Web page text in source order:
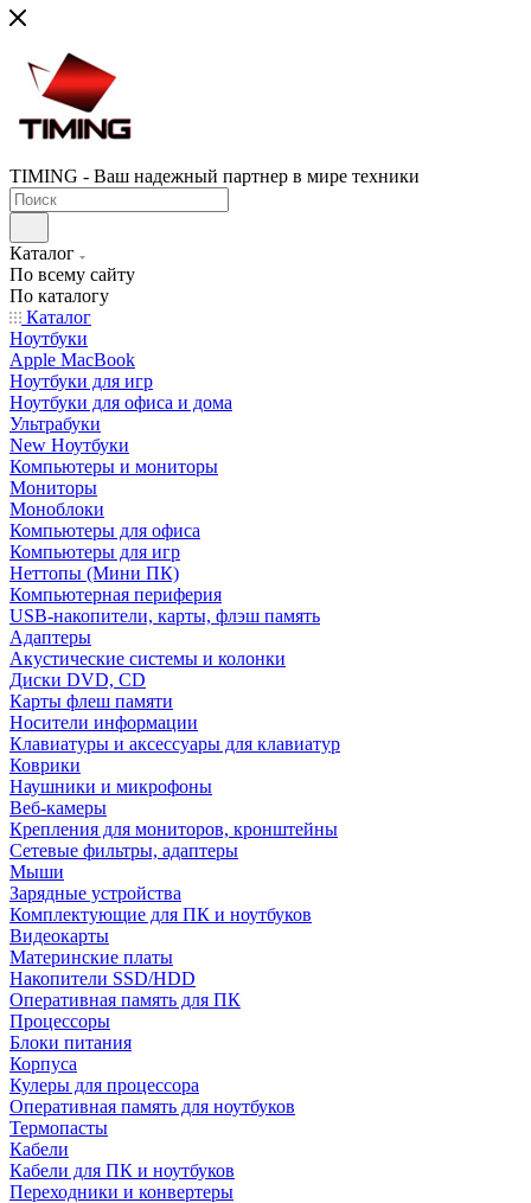
TIMING - Ваш надежный партнер в мире техники
Каталог
По всему сайту
По каталогу
Каталог
Ноутбуки
Apple MacBook
Ноутбуки для игр
Ноутбуки для офиса и дома
Ультрабуки
New Ноутбуки
Компьютеры и мониторы
Мониторы
Моноблоки
Компьютеры для офиса
Компьютеры для игр
Неттопы (Мини ПК)
Компьютерная периферия
USB-накопители, карты, флэш память
Адаптеры
Акустические системы и колонки
Диски DVD, CD
Карты флеш памяти
Носители информации
Клавиатуры и аксессуары для клавиатур
Коврики
Наушники и микрофоны
Веб-камеры
Крепления для мониторов, кронштейны
Сетевые фильтры, адаптеры
Мыши
Зарядные устройства
Комплектующие для ПК и ноутбуков
Видеокарты
Материнские платы
Накопители SSD/HDD
Оперативная память для ПК
Процессоры
Блоки питания
Корпуса
Кулеры для процессора
Оперативная память для ноутбуков
Термопасты
Кабели
Кабели для ПК и ноутбуков
Переходники и конвертеры